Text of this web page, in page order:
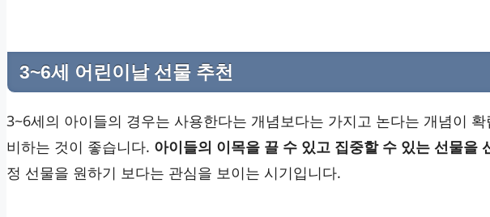
3~6세 어린이날 선물 추천
3~6세의 아이들의 경우는 사용한다는 개념보다는 가지고 논다는 개념이
비하는 것이 좋습니다. 아이들의 이목을 끌 수 있고 집중할 수 있는 선물을
정 선물을 원하기 보다는 관심을 보이는 시기입니다.